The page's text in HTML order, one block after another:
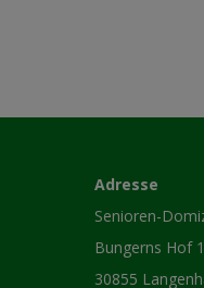
Adresse
Senioren-
Bungerns Hof
30855